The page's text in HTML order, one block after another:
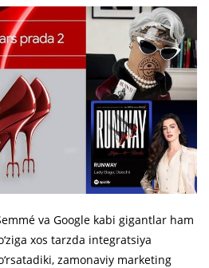
va Google kabi gigantlar ham
xos tarzda integratsiya
zamonaviy marketing